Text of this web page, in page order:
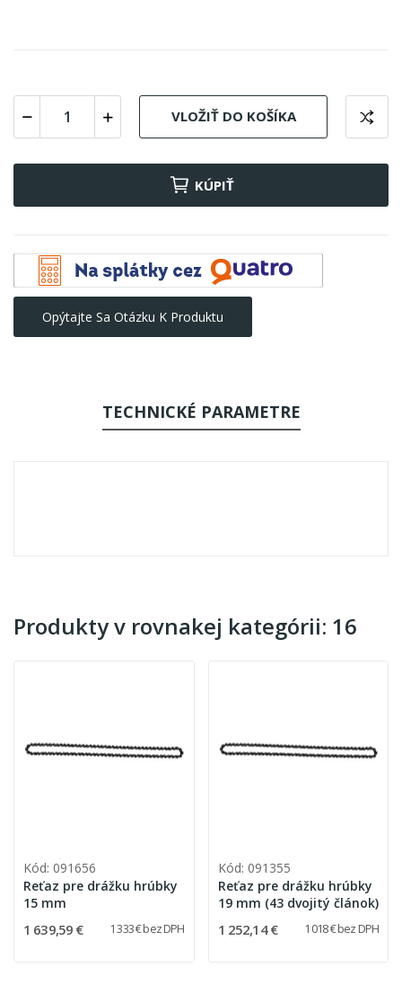
VLOŽIŤ DO KOŠÍKA
KÚPIŤ
Opýtajte Sa Otázku K Produktu
TECHNICKÉ PARAMETRE
Produkty v rovnakej kategórii: 16
Kód: 091656
Reťaz pre drážku hrúbky
15 mm
1 639,59 € 1 333 € bez DPH
Kód: 091355
Reťaz pre drážku hrúbky
19 mm (43 dvojitý článok)
1 252,14 € 1 018 € bez DPH